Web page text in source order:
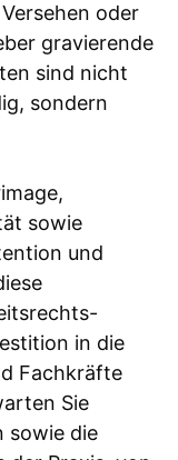
oder
gravierende
sind nicht
sondern
sowie
und
in die
Fachkräfte
Sie
sowie die